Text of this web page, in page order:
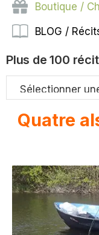
Boutique /
BLOG /
Plus de 100
Quatre